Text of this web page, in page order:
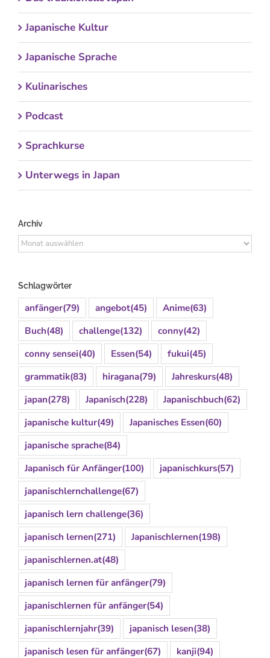
Japanische Kultur
Japanische Sprache
Kulinarisches
Podcast
Sprachkurse
Unterwegs in Japan
Archiv
Archiv
Schlagwörter
anfänger(79) angebot(45) Anime(63)
Buch(48) challenge(132) conny(42)
conny sensei(40) Essen(54) fukui(45)
grammatik(83) hiragana(79) Jahreskurs(48)
japan(278) Japanisch(228) Japanischbuch(62)
japanische kultur(49) Japanisches Essen(60)
japanische sprache(84)
Japanisch für Anfänger(100) japanischkurs(57)
japanischlernchallenge(67)
japanisch lern challenge(36)
japanisch lernen(271) Japanischlernen(198)
japanischlernen.at(48)
japanisch lernen für anfänger(79)
japanischlernen für anfänger(54)
japanischlernjahr(39) japanisch lesen(38)
japanisch lesen für anfänger(67) kanji(94)